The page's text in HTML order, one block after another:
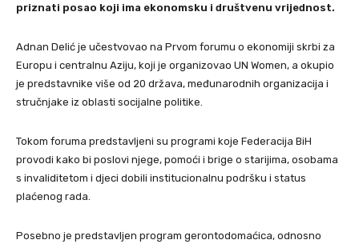
priznati posao koji ima ekonomsku i društvenu vrijednost.
Adnan Delić je učestvovao na Prvom forumu o ekonomiji skrbi za
Europu i centralnu Aziju, koji je organizovao UN Women, a okupio
je predstavnike više od 20 država, međunarodnih organizacija i
stručnjake iz oblasti socijalne politike.
Tokom foruma predstavljeni su programi koje Federacija BiH
provodi kako bi poslovi njege, pomoći i brige o starijima, osobama
s invaliditetom i djeci dobili institucionalnu podršku i status
plaćenog rada.
Posebno je predstavljen program gerontodomaćica, odnosno